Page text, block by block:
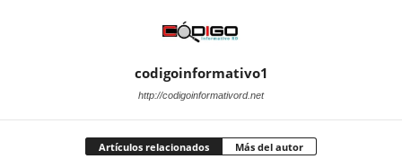
codigoinformativo1
http://codigoinformativord.net
Artículos relacionados Más del autor